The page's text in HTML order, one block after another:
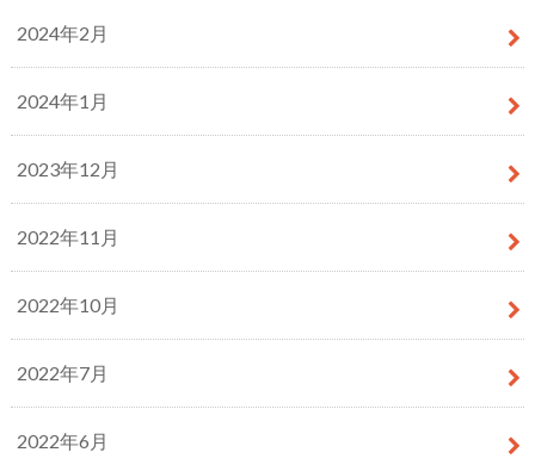
2024年2月
2024年1月
2023年12月
2022年11月
2022年10月
2022年7月
2022年6月